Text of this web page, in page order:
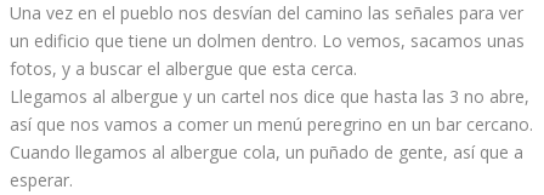
Una vez en el pueblo nos desvían del camino las señales para ver
un edificio que tiene un dolmen dentro. Lo vemos, sacamos unas
fotos, y a buscar el albergue que esta cerca.
Llegamos al albergue y un cartel nos dice que hasta las 3 no abre,
así que nos vamos a comer un menú peregrino en un bar cercano.
Cuando llegamos al albergue cola, un puñado de gente, así que a
esperar.